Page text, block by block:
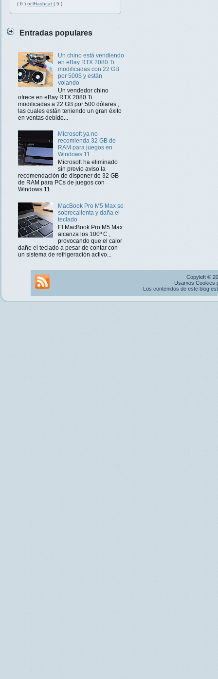
( 6 ) oclHashcat ( 5 )
Entradas populares
Un chino está vendiendo
en eBay RTX 2080 Ti
modificadas con 22 GB
por 500$ y están
volando
Un vendedor chino
ofrece en eBay RTX 2080 Ti
modificadas a 22 GB por 500 dólares ,
las cuales están teniendo un gran éxito
en ventas debido...
Microsoft ya no
recomienda 32 GB de
RAM para juegos en
Windows 11
Microsoft ha eliminado
sin previo aviso la
recomendación de disponer de 32 GB
de RAM para PCs de juegos con
Windows 11 .
MacBook Pro M5 Max se
sobrecalienta y daña el
teclado
El MacBook Pro M5 Max
alcanza los 100º C ,
provocando que el calor
dañe el teclado a pesar de contar con
un sistema de refrigeración activo...
Copyleft ©
Usamos Cookies
Los contenidos de este blog